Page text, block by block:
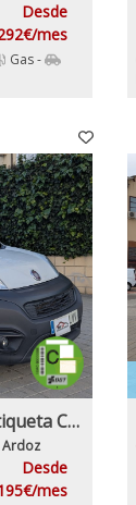
Desde
mes
Gas -
Fiat Fiorino 1.3Mjet 80Cv Etiqueta C IVA y Garantía Incluido
Desde
mes